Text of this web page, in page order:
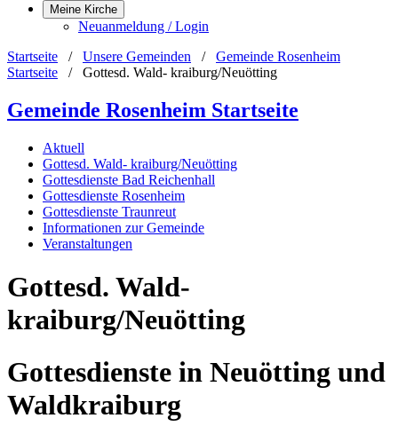
Meine Kirche
Neuanmeldung / Login
Startseite / Unsere Gemeinden / Gemeinde Rosenheim
Startseite / Gottesd. Wald- kraiburg/Neuötting
Gemeinde Rosenheim Startseite
Aktuell
Gottesd. Wald- kraiburg/Neuötting
Gottesdienste Bad Reichenhall
Gottesdienste Rosenheim
Gottesdienste Traunreut
Informationen zur Gemeinde
Veranstaltungen
Gottesd. Wald-
kraiburg/Neuötting
Gottesdienste in Neuötting und
Waldkraiburg